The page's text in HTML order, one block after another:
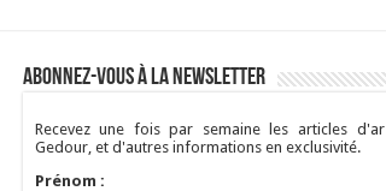
Abonnez-vous à la newsletter
Recevez une fois par semaine les articles d'ar
Gedour, et d'autres informations en exclusivité.
Prénom :